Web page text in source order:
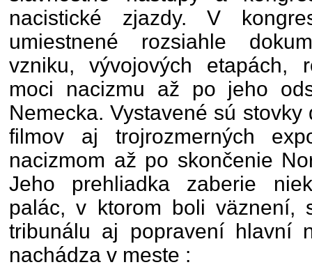
nacistické zjazdy. V
umiestnené rozsiahle
vzniku, vývojových etapách,
moci nacizmu až po jeho
Nemecka. Vystavené sú stovky
filmov aj trojrozmerných
nacizmom až po skončenie
Jeho prehliadka zaberie
palác, v ktorom boli väznení,
tribunálu aj popravení hlavní
nachádza v meste :